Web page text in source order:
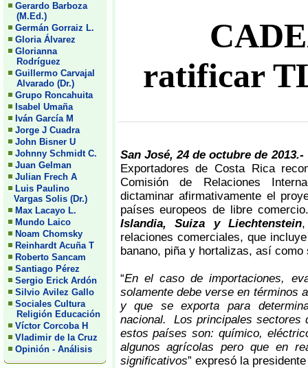
Gerardo Barboza
(M.Ed.)
Germán Gorraiz L.
Gloria Álvarez
Glorianna
Rodríguez
Guillermo Carvajal
Alvarado (Dr.)
Grupo Roncahuita
Isabel Umaña
Iván García M
Jorge J Cuadra
John Bisner U
Johnny Schmidt C.
Juan Gelman
Julian Frech A
Luis Paulino
Vargas Solis (Dr.)
Max Lacayo L.
Mundo Laico
Noam Chomsky
Reinhardt Acuña T
Roberto Sancam
Santiago Pérez
Sergio Erick Ardón
Silvio Avilez Gallo
Sociales Cultura
Religión Educación
Víctor Corcoba H
Vladimir de la Cruz
Opinión - Análisis
ratificar
San José, 24 de octubre de
Exportadores de Costa Rica
Comisión de Relaciones
dictaminar afirmativamente el
países europeos de libre
Islandia, Suiza y Liechtenstein
relaciones comerciales, que
banano, piña y hortalizas, así como
“En el caso de importaciones,
solamente debe verse en términos
y que se exporta para
nacional. Los principales sectores
estos países son: químico,
algunos agrícolas pero que en
significativos” expresó la